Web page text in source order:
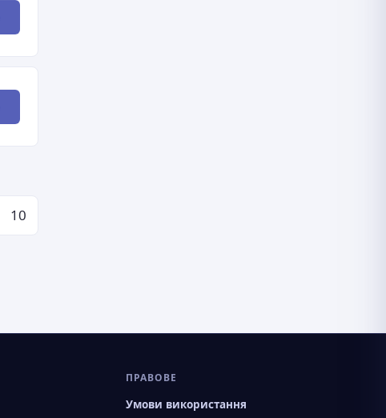
10
ПРАВОВЕ
Умови використання